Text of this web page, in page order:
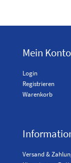
Mein Konto
Login
Registrieren
Warenkorb
Versand &